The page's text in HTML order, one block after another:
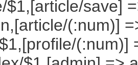
$1,[article/save]
(:num)]
(:num)]